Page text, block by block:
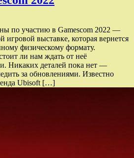
по участию в Gamescom 2022 —
игровой выставке, которая вернется
физическому формату.
ли нам ждать от неё
Никаких деталей пока нет —
за обновлениями. Известно
Ubisoft […]